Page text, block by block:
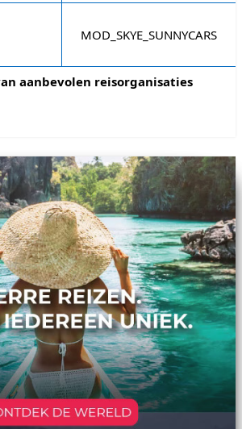
aanbevolen reisorganisaties
MOD_SKYE_SUNNYCARS